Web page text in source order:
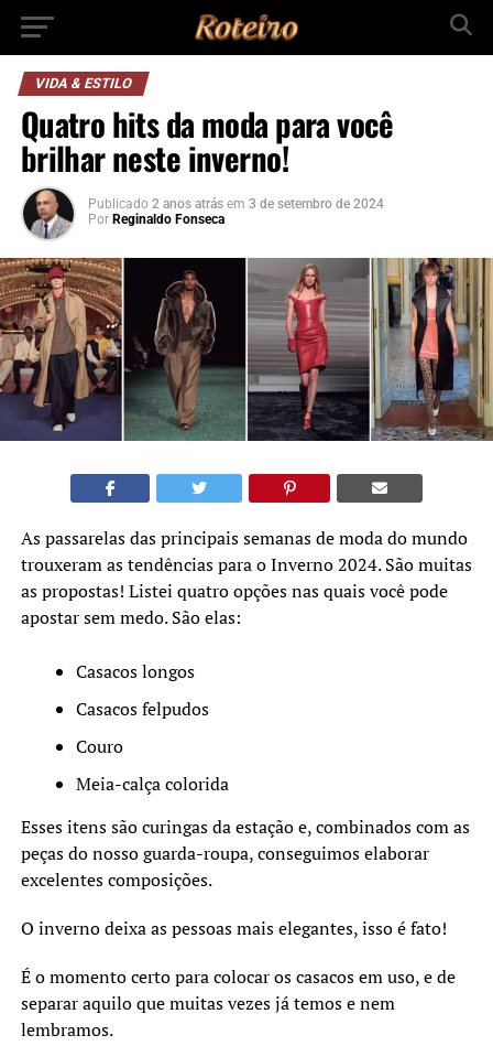
VIDA & ESTILO
Quatro hits da moda para você
brilhar neste inverno!
Publicado 2 anos atrás em 3 de setembro de 2024
Por Reginaldo Fonseca
As passarelas das principais semanas de moda do mundo
trouxeram as tendências para o Inverno 2024. São muitas
as propostas! Listei quatro opções nas quais você pode
apostar sem medo. São elas:
Casacos longos
Casacos felpudos
Couro
Meia-calça colorida
Esses itens são curingas da estação e, combinados com as
peças do nosso guarda-roupa, conseguimos elaborar
excelentes composições.
O inverno deixa as pessoas mais elegantes, isso é fato!
É o momento certo para colocar os casacos em uso, e de
separar aquilo que muitas vezes já temos e nem
lembramos.